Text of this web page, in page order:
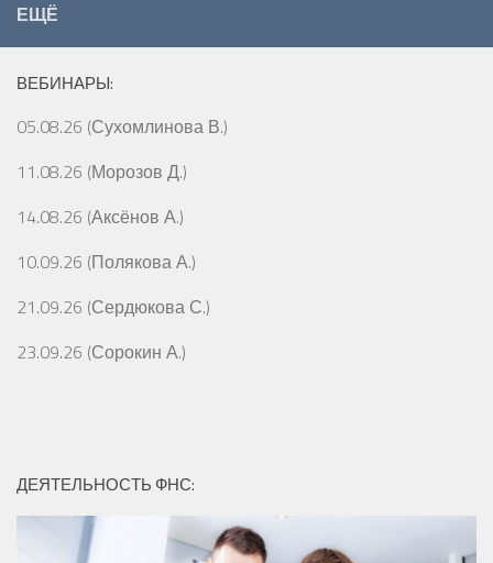
ЕЩЁ
ВЕБИНАРЫ:
05.08.26 (Сухомлинова В.)
11.08.26 (Морозов Д.)
14.08.26 (Аксёнов А.)
10.09.26 (Полякова А.)
21.09.26 (Сердюкова С.)
23.09.26 (Сорокин А.)
ДЕЯТЕЛЬНОСТЬ ФНС: